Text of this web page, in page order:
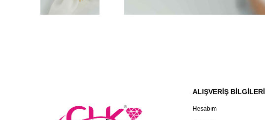
ALIŞVERİŞ BİLGİLERİ
Hesabım